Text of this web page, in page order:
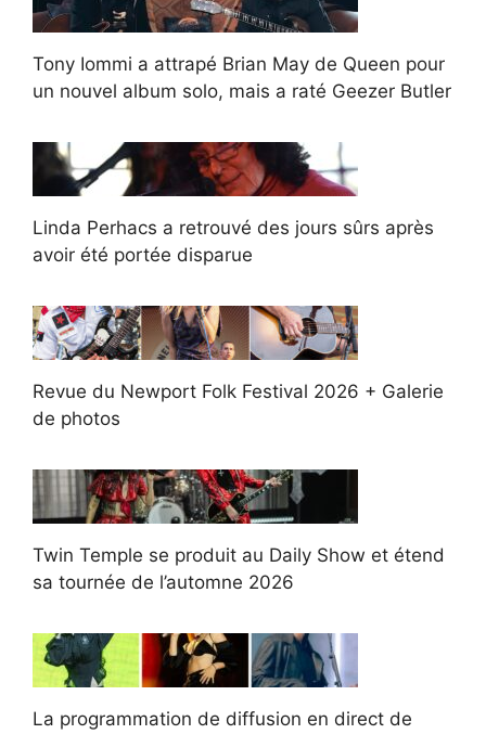
Tony Iommi a attrapé Brian May de Queen pour
un nouvel album solo, mais a raté Geezer Butler
Linda Perhacs a retrouvé des jours sûrs après
avoir été portée disparue
Revue du Newport Folk Festival 2026 + Galerie
de photos
Twin Temple se produit au Daily Show et étend
sa tournée de l’automne 2026
La programmation de diffusion en direct de